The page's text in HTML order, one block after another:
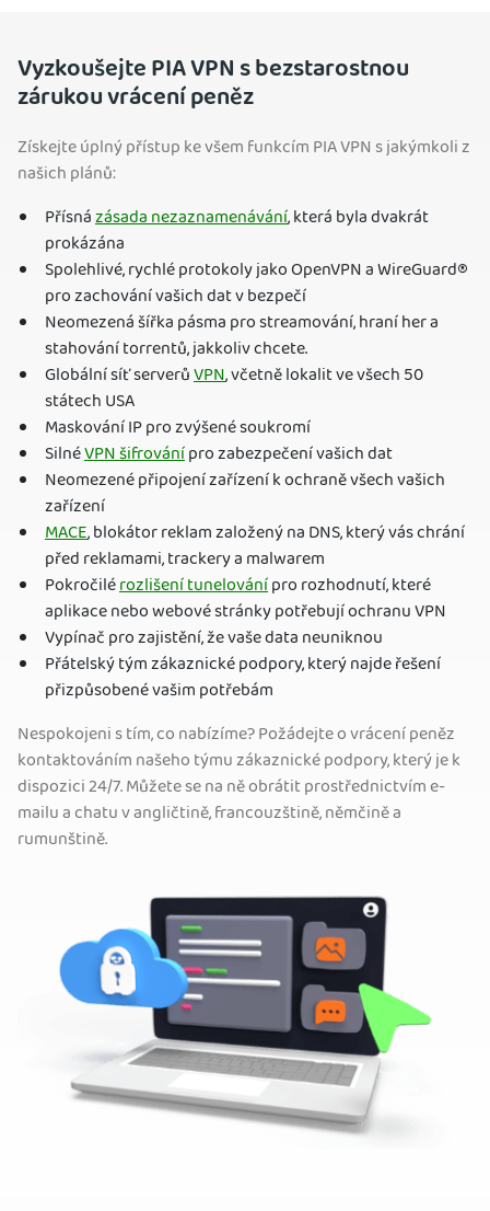
Vyzkoušejte PIA VPN s bezstarostnou
zárukou vrácení peněz
Získejte úplný přístup ke všem funkcím PIA VPN s jakýmkoli z
našich plánů:
Přísnázásada nezaznamenávání, která byla dvakrát
prokázána
Spolehlivé, rychlé protokoly jako OpenVPN a WireGuard®️
pro zachování vašich dat v bezpečí
Neomezená šířka pásma pro streamování, hraní her a
stahování torrentů, jakkoliv chcete.
Globální síť serverůVPN, včetně lokalit ve všech 50
státech USA
Maskování IP pro zvýšené soukromí
SilnéVPN šifrovánípro zabezpečení vašich dat
Neomezené připojení zařízení k ochraně všech vašich
zařízení
MACE, blokátor reklam založený na DNS, který vás chrání
před reklamami, trackery a malwarem
Pokročilérozlišení tunelovánípro rozhodnutí, které
aplikace nebo webové stránky potřebují ochranu VPN
Vypínač pro zajistění, že vaše data neuniknou
Přátelský tým zákaznické podpory, který najde řešení
přizpůsobené vašim potřebám
Nespokojeni s tím, co nabízíme? Požádejte o vrácení peněz
kontaktováním našeho týmu zákaznické podpory, který je k
dispozici 24/7. Můžete se na ně obrátit prostřednictvím e-
mailu a chatu v angličtině, francouzštině, němčině a
rumunštině.